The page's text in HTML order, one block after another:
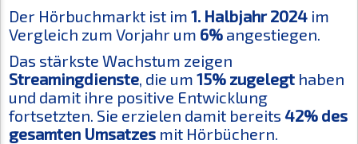
Der Hörbuchmarkt ist im 1. Halbjahr 2024 im
Vergleich zum Vorjahr um 6% angestiegen.
Das stärkste Wachstum zeigen
Streamingdienste, die um 15% zugelegt haben
und damit ihre positive Entwicklung
fortsetzten. Sie erzielen damit bereits 42% des
gesamten Umsatzes mit Hörbüchern.